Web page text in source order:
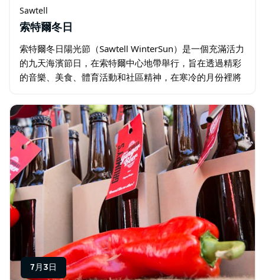
Sawtell
索特爾冬日
索特爾冬日陽光節（Sawtell WinterSun）是一個充滿活力
的九天海濱節日，在索特爾中心地帶舉行，旨在透過精彩
的音樂、美食、體育活動和社區精神，在寒冷的月份裡將
之一為背景…
7月3日